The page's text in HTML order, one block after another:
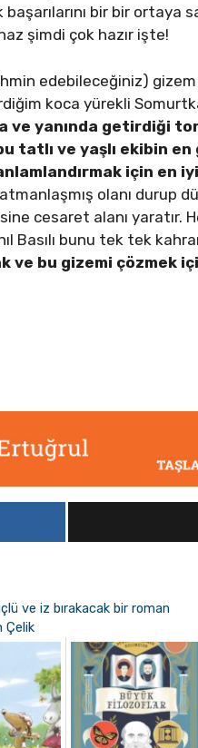
bir bir ortaya
şimdi çok hazır işte!
edebileceğiniz)
koca yürekli
ve yanında getirdiği
tatlı ve yaşlı ekibin
için en
olanı durup
cesaret alanı yaratır.
Basılı bunu tek tek
ve bu gizemi çözmek
ve iz bırakacak bir roman
Çelik